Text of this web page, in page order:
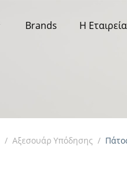
Brands Η Εταιρεία
/ Αξεσουάρ Υπόδησης /